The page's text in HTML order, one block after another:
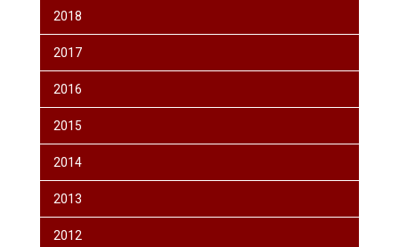
2018
2017
2016
2015
2014
2013
2012